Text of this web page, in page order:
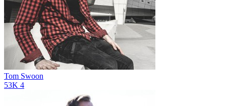
Tom Swoon
53K 4